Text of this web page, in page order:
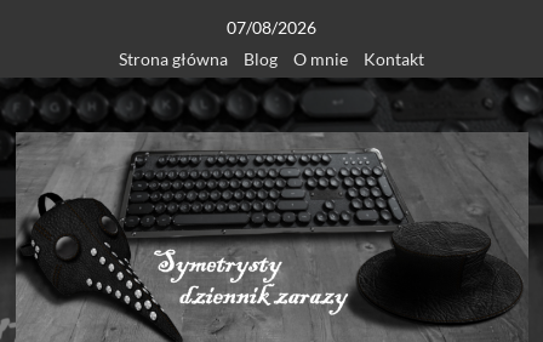
content
07/08/2026
Strona główna
Blog O mnie Kontakt